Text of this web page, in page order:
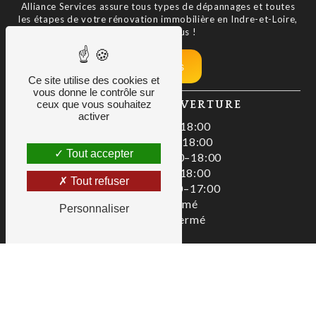
Alliance Services assure tous types de dépannages et toutes
les étapes de votre rénovation immobilière en Indre-et-Loire,
contactez-nous !
Nos tarifs
HORAIRES D'OUVERTURE
Lundi : 08:00–18:00
Mardi : 08:00–18:00
Mercredi : 08:00–18:00
Jeudi : 08:00–18:00
Vendredi : 08:00–17:00
Samedi : Fermé
Dimanche : Fermé
Ce site utilise des cookies et
vous donne le contrôle sur
ceux que vous souhaitez
activer
Tout accepter
Tout refuser
Personnaliser